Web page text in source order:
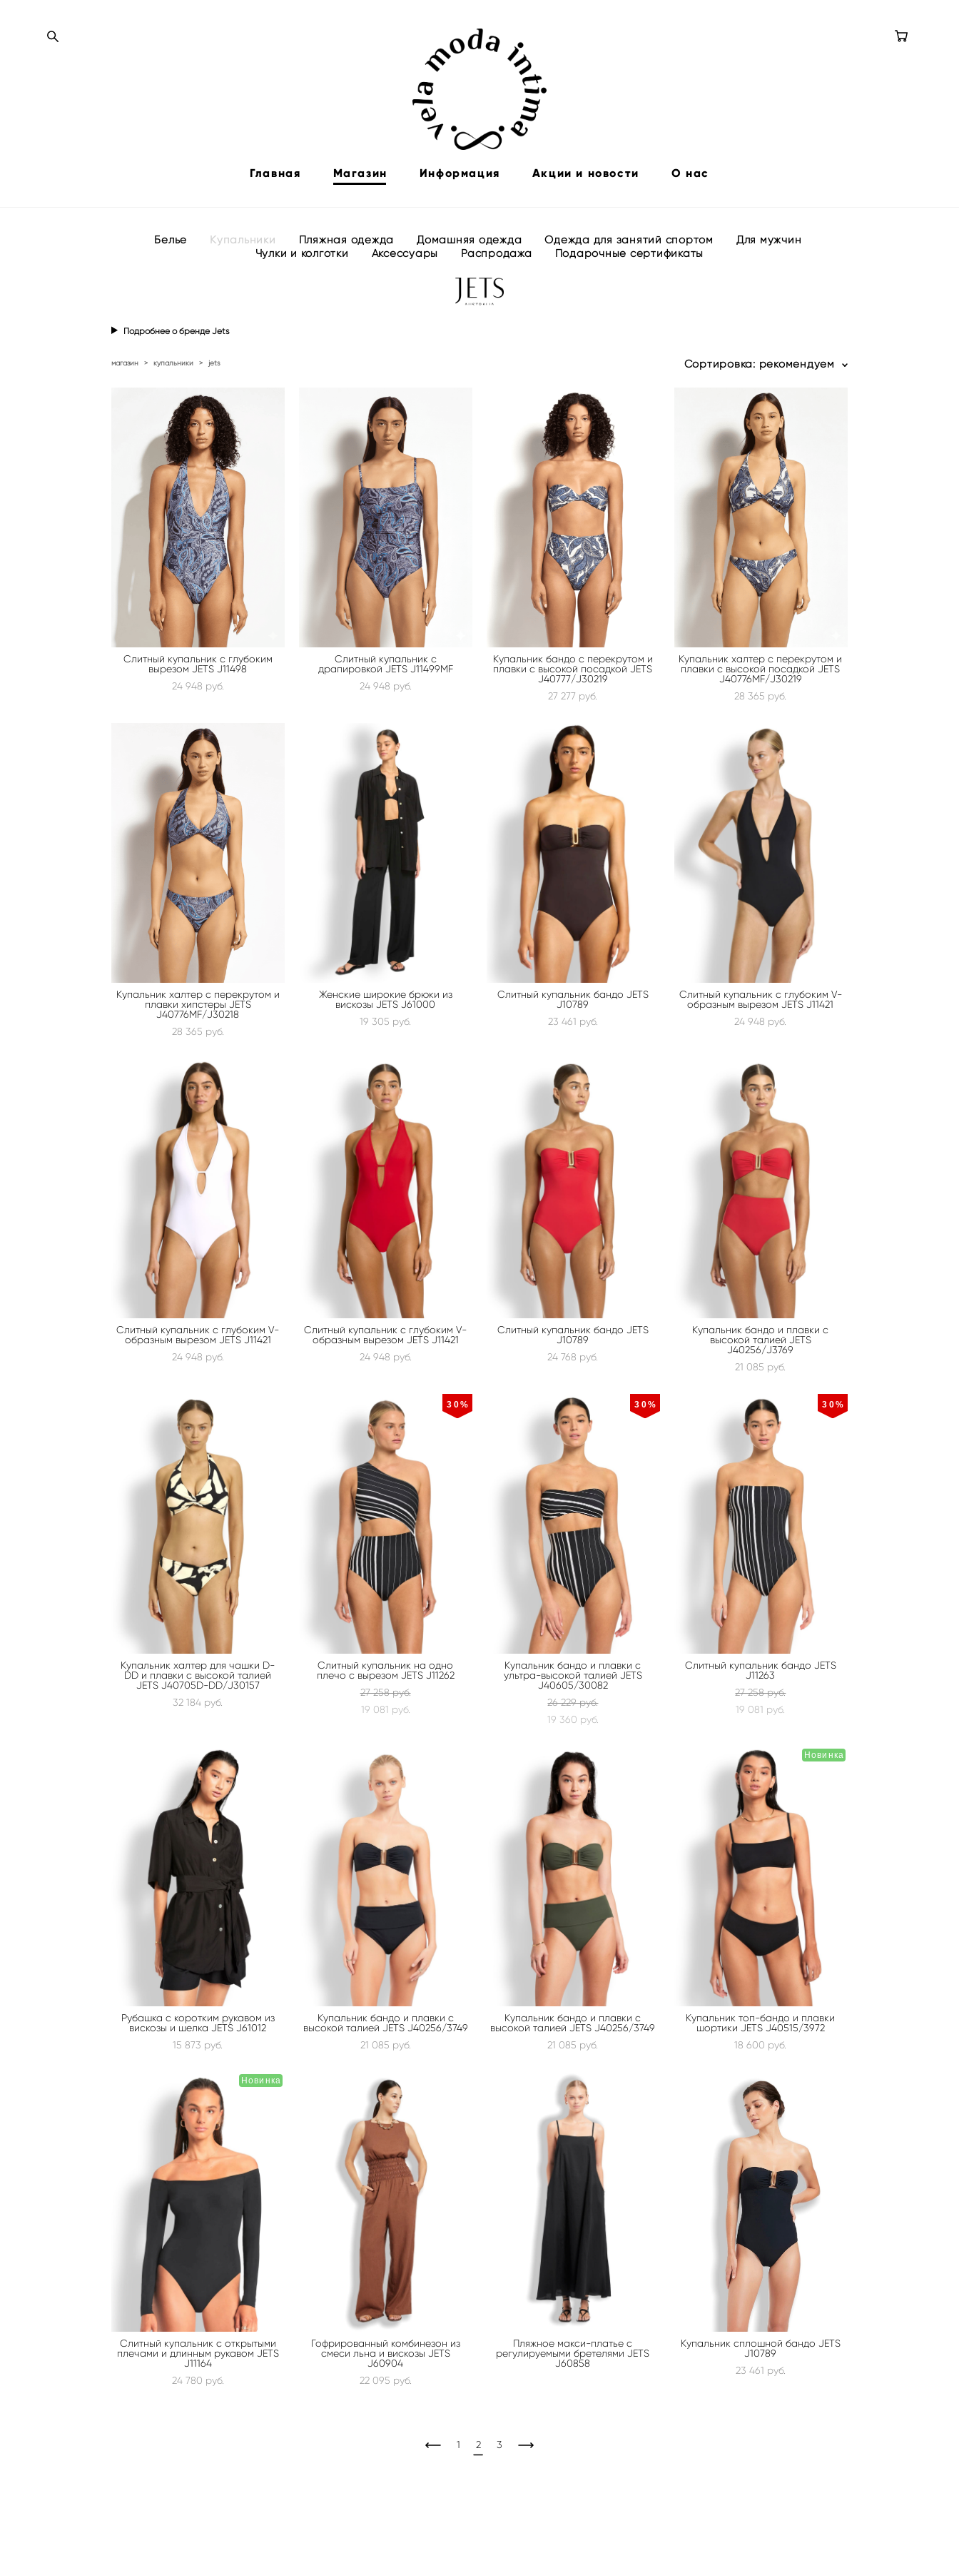
Главная Магазин Информация Акции и новости О нас
Белье Купальники Пляжная одежда Домашняя одежда Одежда для занятий спортом
Для мужчин
Чулки и колготки
Аксессуары Распродажа Подарочные сертификаты
Подробнее о бренде Jets
магазин > купальники > jets Сортировка: рекомендуем
Слитный купальник с глубоким
вырезом JETS J11498
24 948 pуб.
Слитный купальник с
драпировкой JETS J11499MF
24 948 pуб.
Купальник бандо с перекрутом и
плавки с высокой посадкой JETS
J40777/J30219
27 277 pуб.
Купальник халтер с перекрутом и
плавки с высокой посадкой JETS
J40776MF/J30219
28 365 pуб.
Купальник халтер с перекрутом и
плавки хипстеры JETS
J40776MF/J30218
28 365 pуб.
Женские широкие брюки из
вискозы JETS J61000
19 305 pуб.
Слитный купальник бандо JETS
J10789
23 461 pуб.
Слитный купальник с глубоким V-
образным вырезом JETS J11421
24 948 pуб.
Слитный купальник с глубоким V-
образным вырезом JETS J11421
24 948 pуб.
Слитный купальник с глубоким V-
образным вырезом JETS J11421
24 948 pуб.
Слитный купальник бандо JETS
J10789
24 768 pуб.
Купальник бандо и плавки с
высокой талией JETS
J40256/J3769
21 085 pуб.
Купальник халтер для чашки D-
DD и плавки с высокой талией
JETS J40705D-DD/J30157
32 184 pуб.
30%
Слитный купальник на одно
плечо с вырезом JETS J11262
27 258 pуб.
19 081 pуб.
30%
Купальник бандо и плавки с
ультра-высокой талией JETS
J40605/30082
26 229 pуб.
19 360 pуб.
30%
Слитный купальник бандо JETS
J11263
27 258 pуб.
19 081 pуб.
Рубашка с коротким рукавом из
вискозы и шелка JETS J61012
15 873 pуб.
Купальник бандо и плавки с
высокой талией JETS J40256/3749
21 085 pуб.
Купальник бандо и плавки с
высокой талией JETS J40256/3749
21 085 pуб.
Новинка
Купальник топ-бандо и плавки
шортики JETS J40515/3972
18 600 pуб.
Новинка
Слитный купальник с открытыми
плечами и длинным рукавом JETS
J11164
24 780 pуб.
Гофрированный комбинезон из
смеси льна и вискозы JETS
J60904
22 095 pуб.
Пляжное макси-платье с
регулируемыми бретелями JETS
J60858
Купальник сплошной бандо JETS
J10789
23 461 pуб.
1 2 3